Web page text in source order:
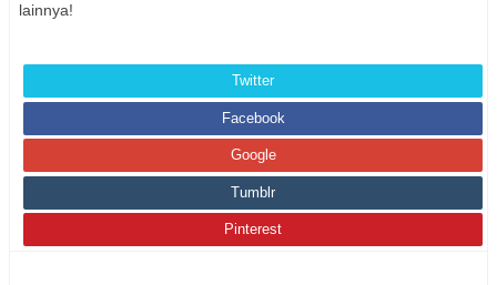
lainnya!
Twitter
Facebook
Google
Tumblr
Pinterest